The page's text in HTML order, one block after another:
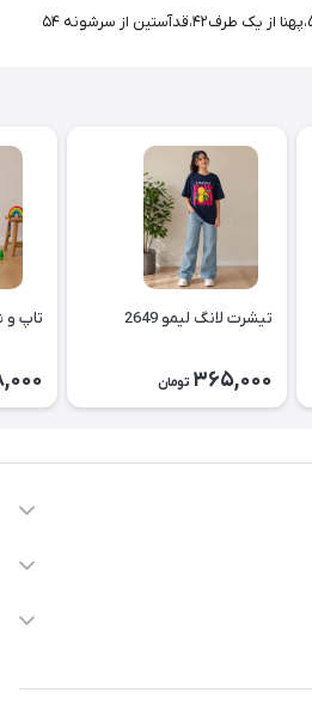
تیشرت لانگ لیمو 2649
365,000 تومان
تاپ و